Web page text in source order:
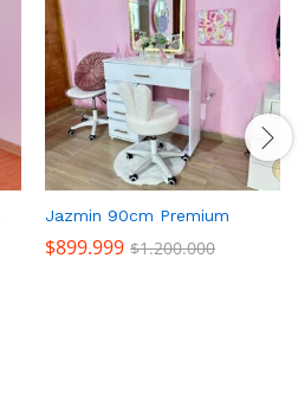
Jazmin 90cm Premium
$899.999 $1.200.000